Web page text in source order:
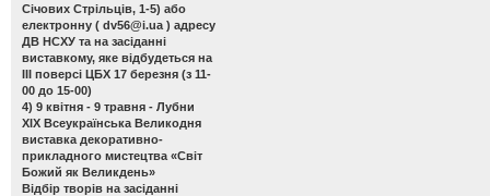
Січових Стрільців, 1-5) або
електронну ( dv56@i.ua ) адресу
ДВ НСХУ та на засіданні
виставкому, яке відбудеться на
ІІІ поверсі ЦБХ 17 березня (з 11-
00 до 15-00)
4) 9 квітня - 9 травня - Лубни
ХІХ Всеукраїнська Великодня
виставка декоративно-
прикладного мистецтва «Світ
Божий як Великдень»
Відбір творів на засіданні